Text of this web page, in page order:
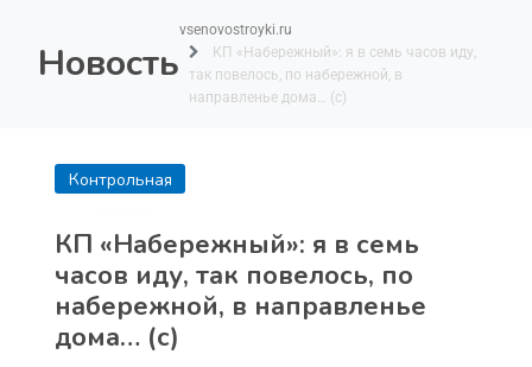
Новость
vsenovostroyki.ru
КП «Набережный»: я в семь часов иду,
так повелось, по набережной, в
направленье дома… (с)
Контрольная
КП «Набережный»: я в семь
часов иду, так повелось, по
набережной, в направленье
дома… (с)